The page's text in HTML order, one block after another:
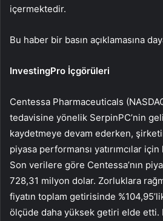
içermektedir.
Bu haber bir basın açıklamasına
InvestingPro İçgörüleri
Centessa Pharmaceuticals
tedavisine yönelik SerpinPC’nin
kaydetmeye devam ederken,
piyasa performansı yatırımcılar
Son verilere göre Centessa’nın
728,31 milyon dolar. Zorluklara
fiyatın toplam getirisinde
ölçüde daha yüksek getiri elde